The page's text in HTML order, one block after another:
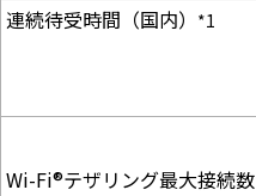
連続待受時間（国内） *1
Wi-Fi®テザリング最大接続数